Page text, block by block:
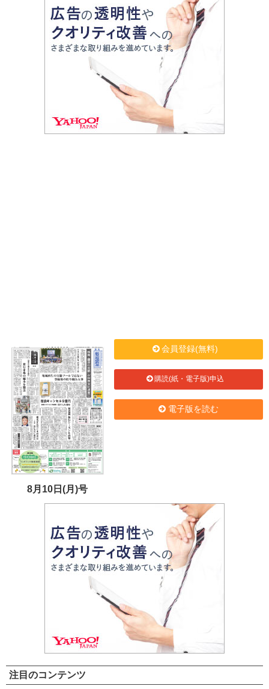
8月10日(月)号
会員登録(無料)
購読(紙・電子版)申込
電子版を読む
注目のコンテンツ